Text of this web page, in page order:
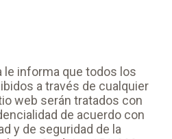
le informa que todos los
a través de cualquier
web serán tratados con
de acuerdo con
y de seguridad de la